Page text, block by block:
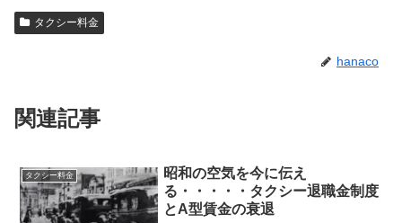
タクシー料金
hanaco
関連記事
タクシー料金
昭和の空気を今に伝え
る・・・・・タクシー退職金制度
とA型賃金の衰退